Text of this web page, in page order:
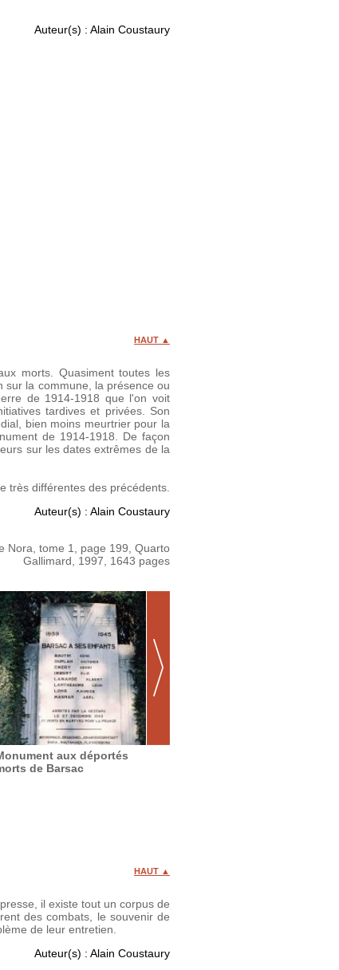
Auteur(s) : Alain Coustaury
HAUT ▲
morts. Quasiment toutes les
sur la commune, la présence ou
de 1914-1918 que l'on voit
tardives et privées. Son
bien moins meurtrier pour la
de 1914-1918. De façon
sur les dates extrêmes de la
très différentes des précédents.
Auteur(s) : Alain Coustaury
Nora, tome 1, page 199, Quarto
Gallimard, 1997, 1643 pages
aux déportés
de Barsac
HAUT ▲
il existe tout un corpus de
des combats, le souvenir de
de leur entretien.
Auteur(s) : Alain Coustaury